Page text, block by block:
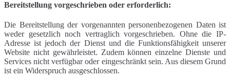
Bereitstellung vorgeschrieben oder erforderlich:
Die Bereitstellung der vorgenannten personenbezogenen Daten ist
weder gesetzlich noch vertraglich vorgeschrieben. Ohne die IP-
Adresse ist jedoch der Dienst und die Funktionsfähigkeit unserer
Website nicht gewährleistet. Zudem können einzelne Dienste und
Services nicht verfügbar oder eingeschränkt sein. Aus diesem Grund
ist ein Widerspruch ausgeschlossen.